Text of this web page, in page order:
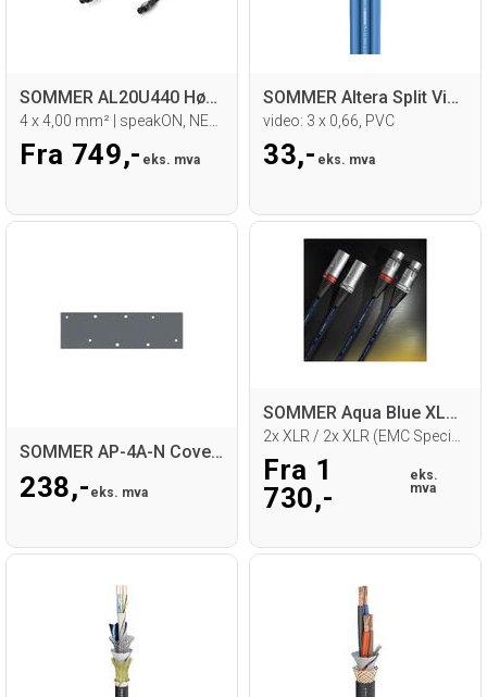
SOMMER AL20U440 Høyttalerkabel
Fra 749,- eks. mva
SOMMER Altera Split Videokabel
video: 3 x 0,66, PVC
33,- eks. mva
SOMMER AP-4A-N Cover panel
238,- eks. mva
SOMMER Aqua Blue XLR Signalkabel
Fra 1
730,-
eks.
mva